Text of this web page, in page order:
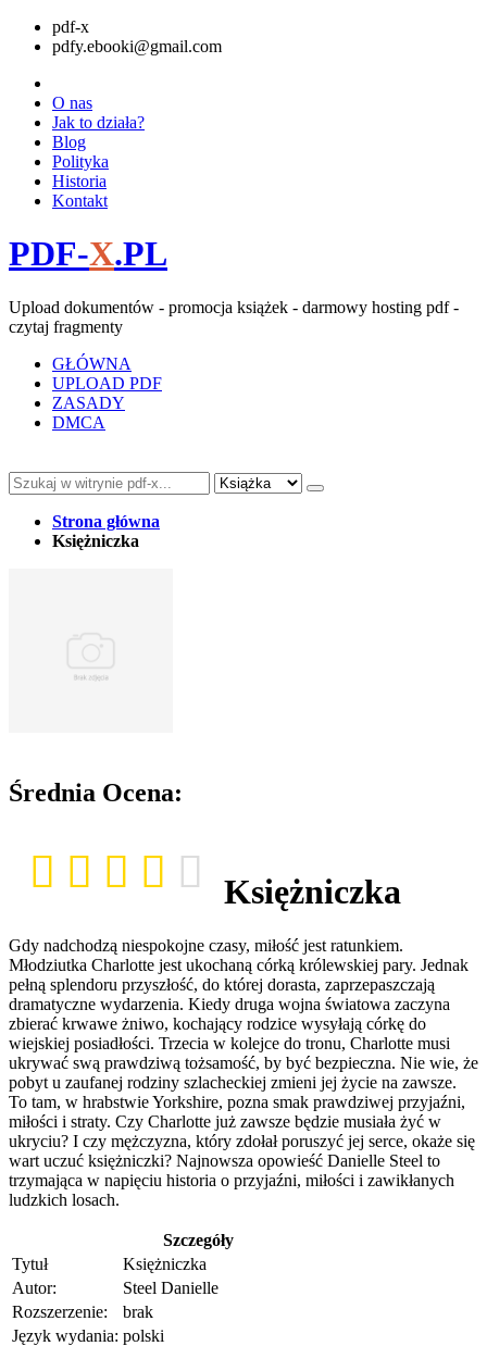
pdf-x
pdfy.ebooki@gmail.com
O nas
Jak to działa?
Blog
Polityka
Historia
Kontakt
PDF-X.PL
Upload dokumentów - promocja książek - darmowy hosting pdf -
czytaj fragmenty
GŁÓWNA
UPLOAD PDF
ZASADY
DMCA
Strona główna
Księżniczka
Średnia Ocena:
Księżniczka
Gdy nadchodzą niespokojne czasy, miłość jest ratunkiem.
Młodziutka Charlotte jest ukochaną córką królewskiej pary. Jednak
pełną splendoru przyszłość, do której dorasta, zaprzepaszczają
dramatyczne wydarzenia. Kiedy druga wojna światowa zaczyna
zbierać krwawe żniwo, kochający rodzice wysyłają córkę do
wiejskiej posiadłości. Trzecia w kolejce do tronu, Charlotte musi
ukrywać swą prawdziwą tożsamość, by być bezpieczna. Nie wie, że
pobyt u zaufanej rodziny szlacheckiej zmieni jej życie na zawsze.
To tam, w hrabstwie Yorkshire, pozna smak prawdziwej przyjaźni,
miłości i straty. Czy Charlotte już zawsze będzie musiała żyć w
ukryciu? I czy mężczyzna, który zdołał poruszyć jej serce, okaże się
wart uczuć księżniczki? Najnowsza opowieść Danielle Steel to
trzymająca w napięciu historia o przyjaźni, miłości i zawikłanych
ludzkich losach.
Szczegóły
Tytuł
Księżniczka
Autor:
Steel Danielle
Rozszerzenie:
brak
Język wydania: polski